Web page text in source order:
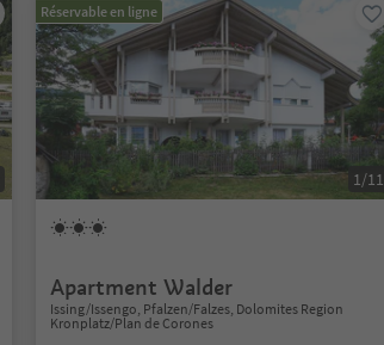
Réservable en ligne
1/11
Apartment Walder
Issing/Issengo, Pfalzen/Falzes, Dolomites Region
Kronplatz/Plan de Corones